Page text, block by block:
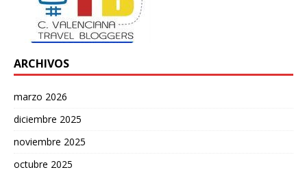
ARCHIVOS
marzo 2026
diciembre 2025
noviembre 2025
octubre 2025